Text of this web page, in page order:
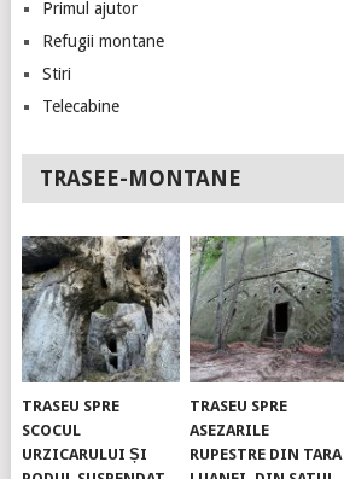
Primul ajutor
Refugii montane
Stiri
Telecabine
TRASEE-MONTANE
TRASEU SPRE
SCOCUL
URZICARULUI ȘI
TRASEU SPRE
ASEZARILE
RUPESTRE DIN TARA